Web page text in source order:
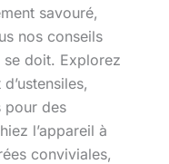
savouré,
nos conseils
doit. Explorez
pour des
l’appareil à
conviviales,